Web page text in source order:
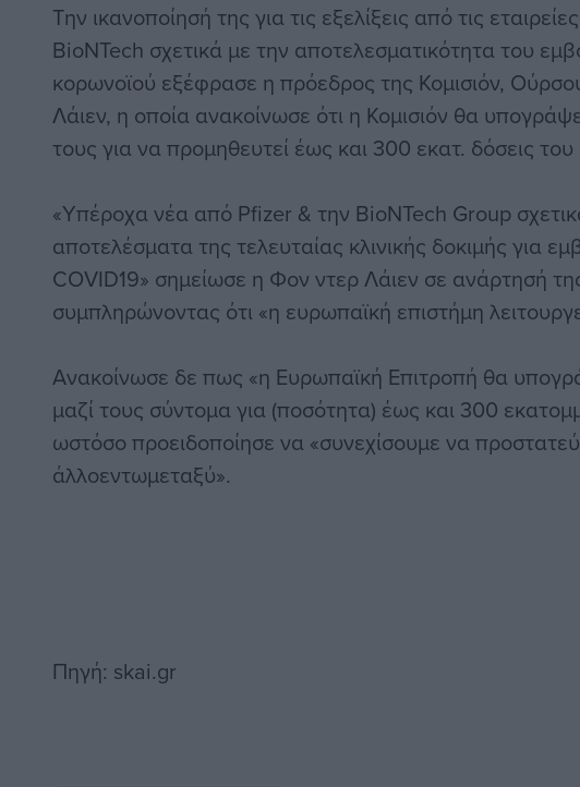
Την ικανοποίησή της για τις εξελίξεις από τις
BioNTech σχετικά με την αποτελεσματικότητα του
κορωνοϊού εξέφρασε η πρόεδρος της Κομισιόν,
Λάιεν, η οποία ανακοίνωσε ότι η Κομισιόν θα
τους για να προμηθευτεί έως και 300 εκατ. δόσεις του
«Υπέροχα νέα από Pfizer & την BioNTech Group
αποτελέσματα της τελευταίας κλινικής δοκιμής για
COVID19» σημείωσε η Φον ντερ Λάιεν σε ανάρτησή
συμπληρώνοντας ότι «η ευρωπαϊκή επιστήμη
Ανακοίνωσε δε πως «η Ευρωπαϊκή Επιτροπή θα
μαζί τους σύντομα για (ποσότητα) έως και 300
ωστόσο προειδοποίησε να «συνεχίσουμε να
άλλοεντωμεταξύ».
Πηγή: skai.gr